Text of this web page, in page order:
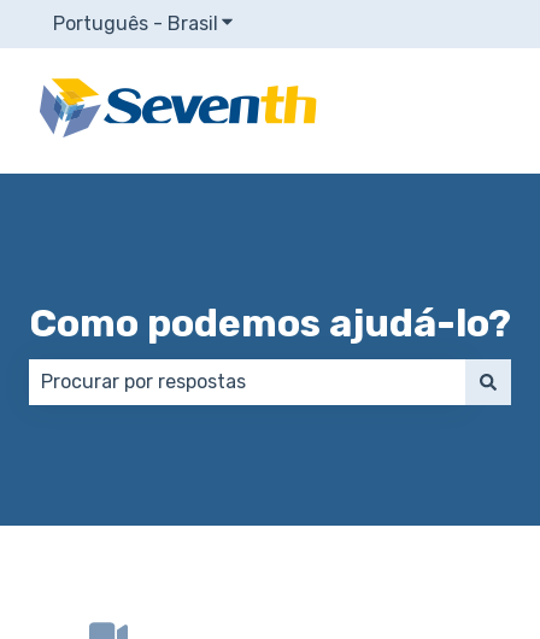
Português - Brasil Mostrar submenu para traduções
Como podemos ajudá-lo?